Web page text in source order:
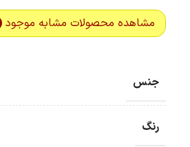
مشاهده محصولات مشابه موجود
جنس
رنگ